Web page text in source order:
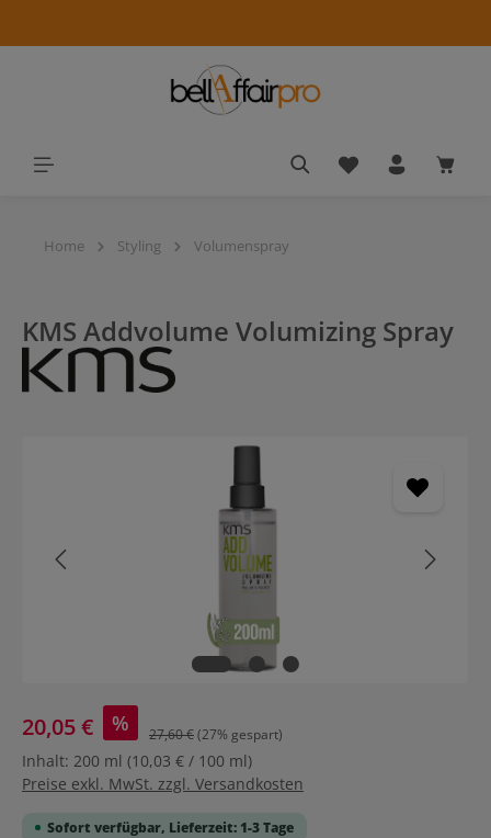
Du hast 0
Home Styling Volumenspray
KMS Addvolume Volumizing Spray
20,05 € % 27,60 €(27% gespart)
Inhalt: 200 ml (10,03 € / 100 ml)
Preise exkl. MwSt. zzgl. Versandkosten
Sofort verfügbar, Lieferzeit: 1-3 Tage